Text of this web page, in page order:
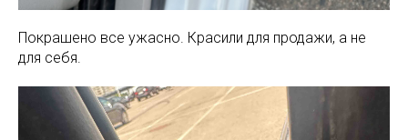
Покрашено все ужасно. Красили для продажи, а не
для себя.